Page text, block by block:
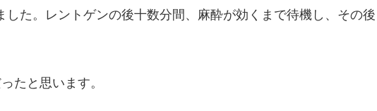
した。レントゲンの後十数分間、麻酔が効くまで待機し、その後
たと思います。